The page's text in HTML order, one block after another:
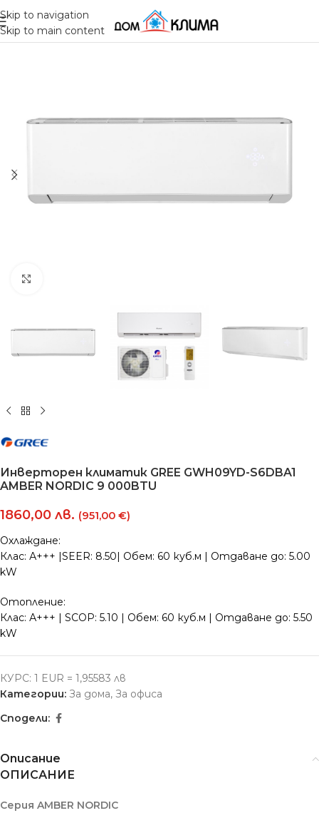
Skip to navigation
Skip to main content
Инверторен климатик GREE GWH09YD-S6DBA1
AMBER NORDIC 9 000BTU
1860,00 лв. (951,00 €)
Охлаждане:
Клас: А+++ |SEER: 8.50| Обем: 60 куб.м | Отдаване до: 5.00
kW
Отопление:
Клас: А+++ | SCOP: 5.10 | Обем: 60 куб.м | Отдаване до: 5.50
kW
КУРС: 1 EUR = 1,95583 лв
Категории: За дома, За офиса
Сподели:
Описание
ОПИСАНИЕ
Серия AMBER NORDIC